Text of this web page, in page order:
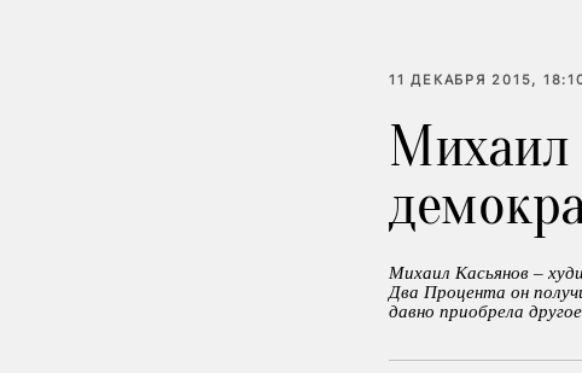
11 ДЕКАБРЯ 2015,
Михаил
Михаил Касьянов –
Два Процента он
давно приобрела